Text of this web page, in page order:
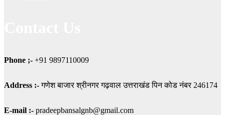
Phone ;- +91 9897110009
Address :-गणेश बाजार श्रीनगर गढ़वाल उत्तराखंड पिन कोड नंबर 246174
E-mail :- pradeepbansalgnb@gmail.com